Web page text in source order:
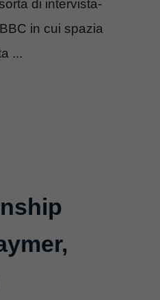
di intervista-
in cui spazia
...